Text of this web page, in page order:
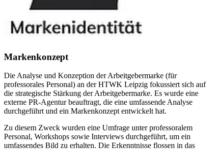
Markenkonzept
Die Analyse und Konzeption der Arbeitgebermarke (für
professorales Personal) an der HTWK Leipzig fokussiert sich auf
die strategische Stärkung der Arbeitgebermarke. Es wurde eine
externe PR-Agentur beauftragt, die eine umfassende Analyse
durchgeführt und ein Markenkonzept entwickelt hat.
Zu diesem Zweck wurden eine Umfrage unter professoralem
Personal, Workshops sowie Interviews durchgeführt, um ein
umfassendes Bild zu erhalten. Die Erkenntnisse flossen in das